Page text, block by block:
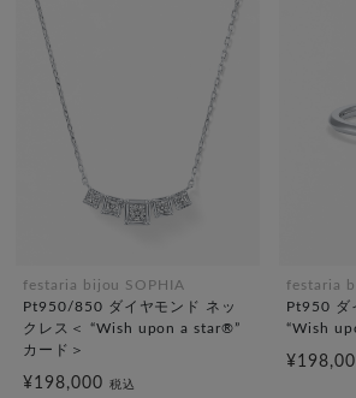
festaria bijou SOPHIA
Pt950/850 ダイヤモンド ネッ
クレス＜ “Wish upon a star®”
カード＞
¥198,000 税込
festaria
Pt950 ダ
“Wish